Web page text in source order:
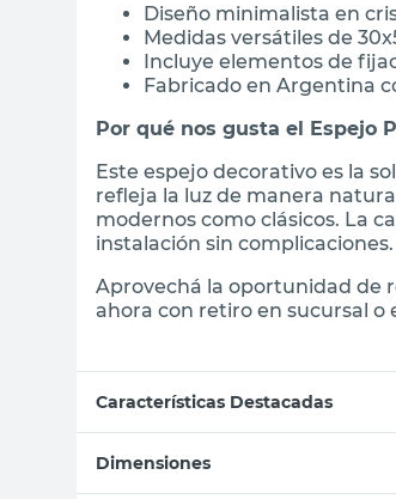
Diseño minimalista en
Medidas versátiles de
Incluye elementos de
Fabricado en Argentina
Por qué nos gusta el Espejo
Este espejo decorativo es la
refleja la luz de manera
modernos como clásicos. La
instalación sin complicaciones.
Aprovechá la oportunidad de
ahora con retiro en sucursal o
Características Destacadas
Dimensiones